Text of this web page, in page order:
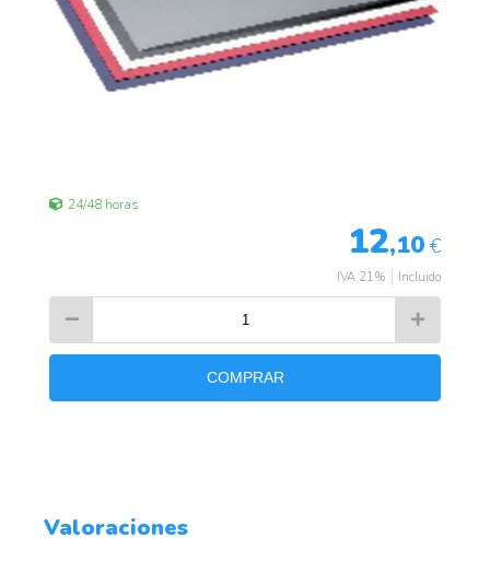
24/48 horas
12,10 €
IVA 21% Incluido
COMPRAR
Valoraciones